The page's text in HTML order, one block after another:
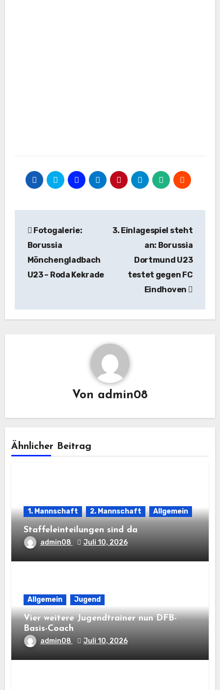
Fotogalerie:
Borussia
Mönchengladbach
U23 – Roda Kekrade
3. Einlagespiel steht
an: Borussia
Dortmund U23
testet gegen FC
Eindhoven
Von admin08
Ähnlicher Beitrag
1. Mannschaft 2. Mannschaft Allgemein
Staffeleinteilungen sind da
admin08 Juli 10, 2026
Allgemein Jugend
Vier weitere Jugendtrainer nun DFB-
Basis-Coach
admin08 Juli 10, 2026